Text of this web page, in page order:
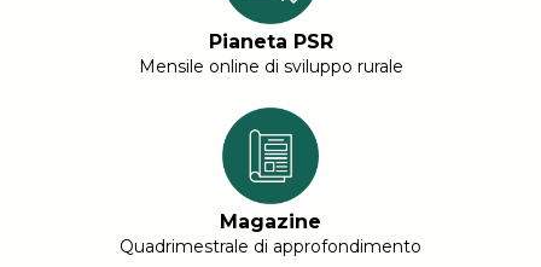
Pianeta PSR
Mensile online di sviluppo rurale
Magazine
Quadrimestrale di approfondimento